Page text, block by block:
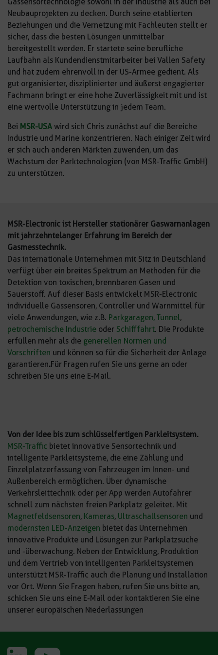
Neubauprojekten zu decken. Durch seine etablierten
Beziehungen und die Vernetzung mit Fachleuten stellt er
sicher, dass die besten Lösungen unmittelbar
bereitgestellt werden. Er startete seine berufliche
Laufbahn als Kundendienstmitarbeiter bei Vallen Safety
und hat zudem ehrenvoll in der US-Armee gedient. Als
gut organisierter, disziplinierter und äußerst engagierter
Fachmann bringt er eine hohe Zuverlässigkeit mit und ist
eine wertvolle Unterstützung in jedem Team.
Bei MSR-USA wird sich Chris zunächst auf die Bereiche
Industrie und Marine konzentrieren. Nach einiger Zeit wird
er sich auch anderen Märkten zuwenden, um das
Wachstum der Parktechnologien (von MSR-Traffic GmbH)
zu unterstützen.
MSR-Electronic ist Hersteller stationärer Gaswarnanlagen
mit jahrzehntelanger Erfahrung im Bereich der
Gasmesstechnik.
Das internationale Unternehmen mit Sitz in Deutschland
verfügt über ein breites Spektrum an Methoden für die
Detektion von toxischen, brennbaren Gasen und
Sauerstoff. Auf dieser Basis entwickelt MSR-Electronic
individuelle Gassensoren, Controller und Warnmittel für
viele Anwendungen, wie z.B. Parkgaragen, Tunnel,
petrochemische Industrie oder Schifffahrt. Die Produkte
erfüllen mehr als die generellen Normen und
Vorschriften und können so für die Sicherheit der Anlage
garantieren.Für Fragen rufen Sie uns gerne an oder
schreiben Sie uns eine E-Mail.
Von der Idee bis zum schlüsselfertigen Parkleitsystem.
MSR-Traffic bietet innovative Sensortechnik und
intelligente Parkleitsysteme, die eine Zählung und
Einzelplatzerfassung von Fahrzeugen im Innen- und
Außenbereich ermöglichen. Über dynamische
Verkehrsleittechnik oder per App werden Autofahrer
schnell zum nächsten freien Parkplatz geleitet. Mit
Magnetfeldsensoren, Kameras, Ultraschallsensoren und
modernsten LED-Anzeigen bietet das Unternehmen
innovative Produkte und Lösungen zur Parkplatzsuche
und -überwachung. Neben der Entwicklung, Produktion
und dem Vertrieb von intelligenten Parkleitsystemen
unterstützt MSR-Traffic auch die Planung und Installation
vor Ort. Wenn Sie Fragen haben, rufen Sie uns bitte an,
schicken Sie uns eine E-Mail oder kontaktieren Sie eine
unserer europäischen Niederlassungen